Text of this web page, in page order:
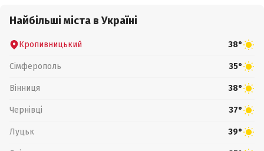
Найбільші міста в Україні
Кропивницький 38°
Сімферополь 35°
Вінниця 38°
Чернівці 37°
Луцьк 39°